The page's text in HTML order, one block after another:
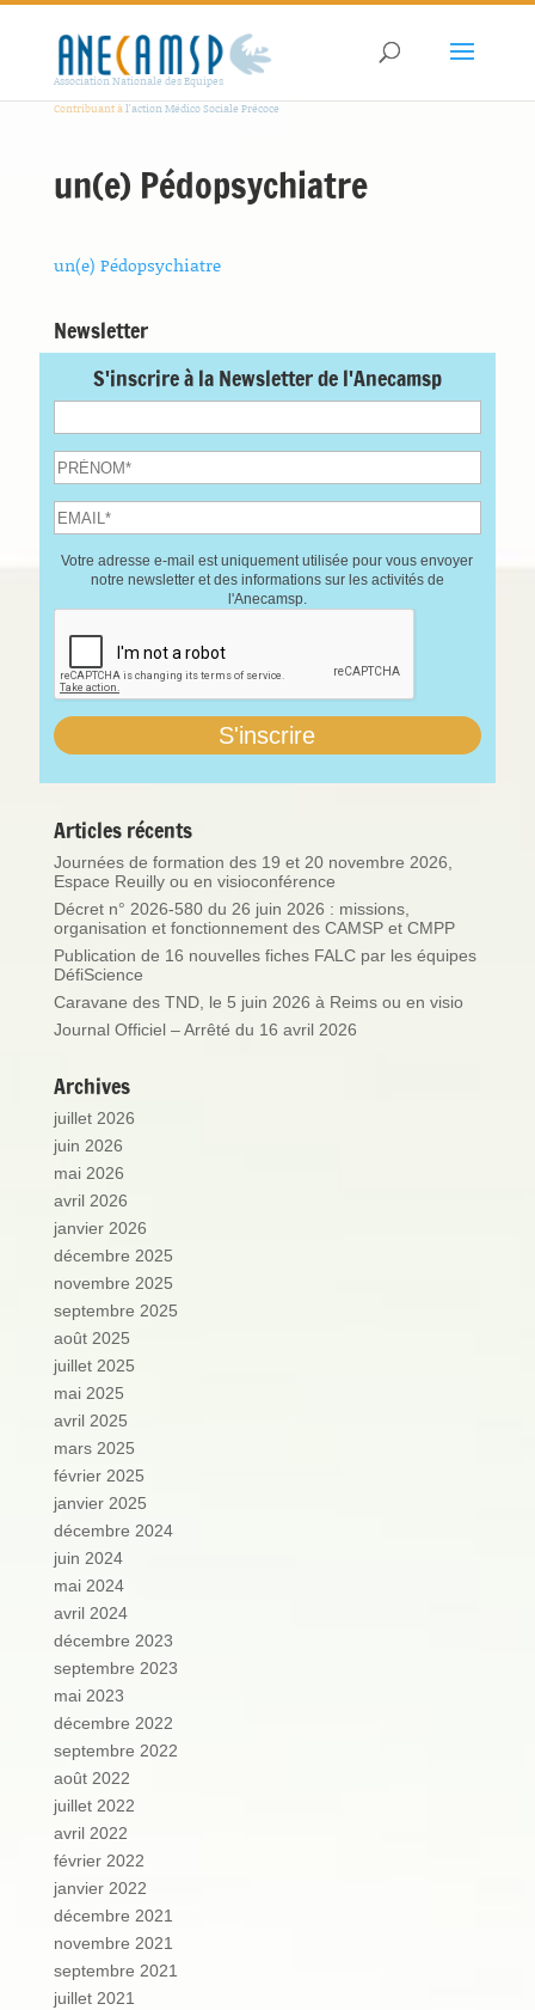
Association Nationale des Equipes
Contribuant àl'action Médico Sociale Précoce
un(e) Pédopsychiatre
un(e) Pédopsychiatre
Newsletter
S'inscrire à la Newsletter de l'Anecamsp
Votre adresse e-mail est uniquement utilisée pour vous envoyer
notre newsletter et des informations sur les activités de
l'Anecamsp.
Articles récents
Journées de formation des 19 et 20 novembre 2026,
Espace Reuilly ou en visioconférence
Décret n° 2026-580 du 26 juin 2026 : missions,
organisation et fonctionnement des CAMSP et CMPP
Publication de 16 nouvelles fiches FALC par les équipes
DéfiScience
Caravane des TND, le 5 juin 2026 à Reims ou en visio
Journal Officiel – Arrêté du 16 avril 2026
Archives
juillet 2026
juin 2026
mai 2026
avril 2026
janvier 2026
décembre 2025
novembre 2025
septembre 2025
août 2025
juillet 2025
mai 2025
avril 2025
mars 2025
février 2025
janvier 2025
décembre 2024
juin 2024
mai 2024
avril 2024
décembre 2023
septembre 2023
mai 2023
décembre 2022
septembre 2022
août 2022
juillet 2022
avril 2022
février 2022
janvier 2022
décembre 2021
novembre 2021
septembre 2021
juillet 2021